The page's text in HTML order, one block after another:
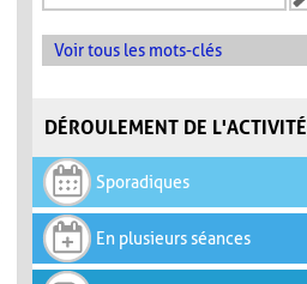
Voir tous les mots-clés
DÉROULEMENT DE L'ACTIVITÉ
Sporadiques
En plusieurs séances